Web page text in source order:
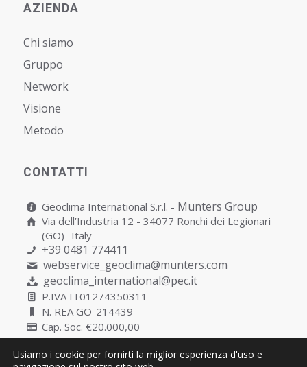
AZIENDA
Chi siamo
Gruppo
Network
Visione
Metodo
CONTATTI
Geoclima International S.r.l. - Munters Group
Via dell’Industria 12 - 34077 Ronchi dei Legionari
(GO)- Italy
+39 0481 774411
webservice_geoclima@munters.com
geoclima_international@pec.it
P.IVA IT01274350311
N. REA GO-214439
Cap. Soc. €20.000,00
Usiamo i cookie per fornirti la miglior esperienza d'uso e